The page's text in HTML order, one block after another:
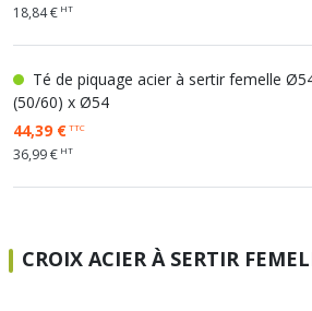
18,84 € HT
Té de piquage acier à sertir femelle
(50/60) x Ø54
44,39 €TTC
36,99 € HT
CROIX ACIER À SERTIR